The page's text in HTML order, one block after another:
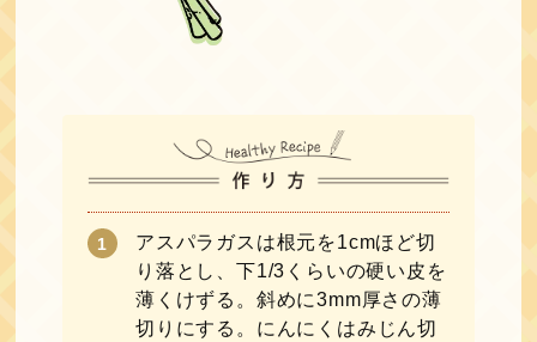
アスパラガスは根元を1cmほど切
り落とし、下1/3くらいの硬い皮を
薄くけずる。斜めに3mm厚さの薄
切りにする。にんにくはみじん切